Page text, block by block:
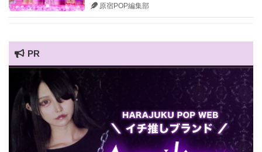
原宿POP編集部
PR
HARAJUKU POP TV